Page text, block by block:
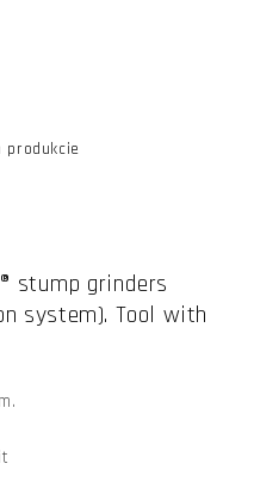
produkcie
stump grinders
system). Tool with